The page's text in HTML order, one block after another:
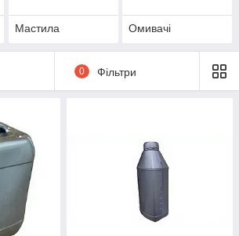
Мастила Омивачі
0 Фільтри